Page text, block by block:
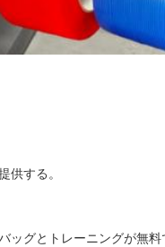
供する。
グとトレーニングが無料